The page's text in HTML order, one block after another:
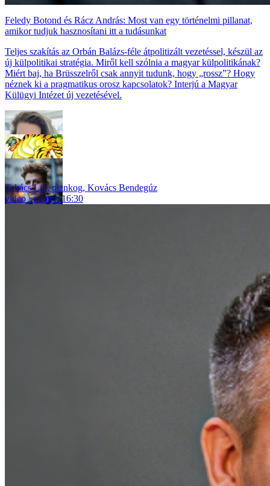
Feledy Botond és Rácz András: Most van egy történelmi pillanat,
amikor tudjuk hasznosítani itt a tudásunkat
Teljes szakítás az Orbán Balázs-féle átpolitizált vezetéssel, készül az
új külpolitikai stratégia. Miről kell szólnia a magyar külpolitikának?
Miért baj, ha Brüsszelről csak annyit tudunk, hogy „rossz”? Hogy
néznek ki a pragmatikus orosz kapcsolatok? Interjú a Magyar
Külügyi Intézet új vezetésével.
Takács Lili,plankog, Kovács Bendegúz
video
péntek 16:30